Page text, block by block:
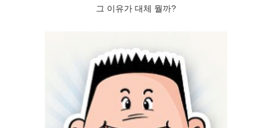
그 이유가 대체 뭘까?